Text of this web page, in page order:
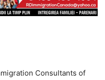
Consultants of